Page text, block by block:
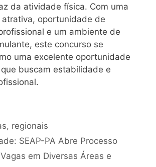
da atividade física. Com uma
atrativa, oportunidade de
e um ambiente de
este concurso se
uma excelente oportunidade
buscam estabilidade e
, regionais
SEAP-PA Abre Processo
em Diversas Áreas e